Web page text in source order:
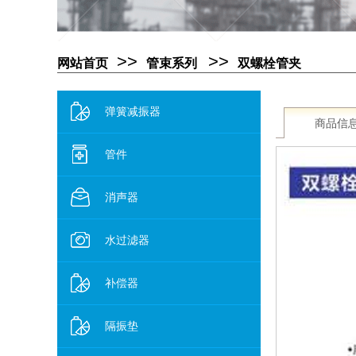
网站首页 >> 管束系列 >> 双螺栓管夹
弹簧减振器
管件
消声器
水过滤器
补偿器
隔振垫
商品信